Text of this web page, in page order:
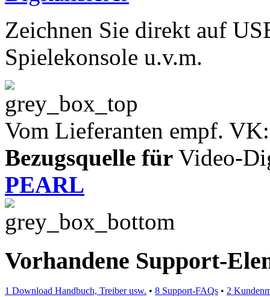
Zeichnen Sie direkt auf
Spielekonsole u.v.m.
Vom Lieferanten empf.
Bezugsquelle für Video-
PEARL
Vorhandene Support-
1 Download Handbuch, Treiber usw. • 8 Support-FAQs • 2